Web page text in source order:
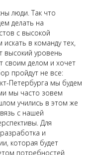
люди. Так что
делать на
с высокой
в команду тех,
высокий уровень
своим делом и хочет
пройдут не все:
Петербурга мы будем
мы часто зовем
учились в этом же
с нашей
Для
и
которая будет
потребностей